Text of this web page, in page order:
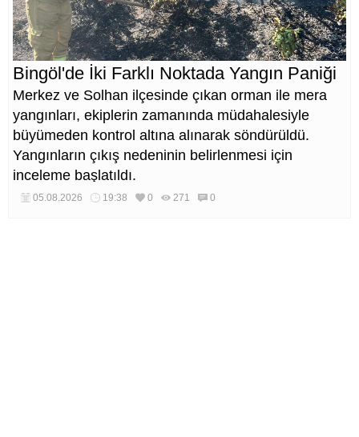
Bingöl'de İki Farklı Noktada Yangın Paniği
Merkez ve Solhan ilçesinde çıkan orman ile mera
yangınları, ekiplerin zamanında müdahalesiyle
büyümeden kontrol altına alınarak söndürüldü.
Yangınların çıkış nedeninin belirlenmesi için
inceleme başlatıldı.
05.08.2026 19:38 0 271 0